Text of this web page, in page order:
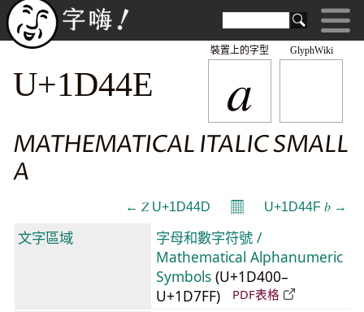
GlyphWiki
𝑎
裝置上的字型
U+1D44E
MATHEMATICAL ITALIC SMALL
A
← 𝑍 U+1D44D 𝄜 U+1D44F 𝑏 →
文字區域
字母和數字符號 /
Mathematical Alphanumeric
Symbols (U+1D400–
U+1D7FF)
PDF表格